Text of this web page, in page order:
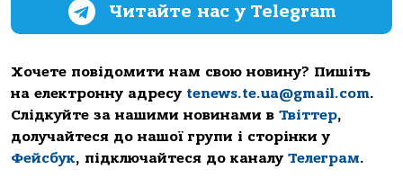
Читайте нас у Telegram
Хочете повідомити нам свою новину? Пишіть
на електронну адресу tenews.te.ua@gmail.com.
Слідкуйте за нашими новинами в Твіттер,
долучайтеся до нашої групи і сторінки у
Фейсбук, підключайтеся до каналу Телеграм.